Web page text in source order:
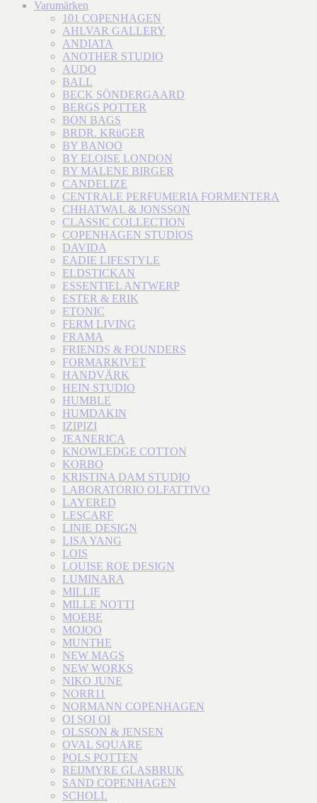
Varumärken
101 COPENHAGEN
AHLVAR GALLERY
ANDIATA
ANOTHER STUDIO
AUDO
BALL
BECK SÖNDERGAARD
BERGS POTTER
BON BAGS
BRDR. KRüGER
BY BANOO
BY ELOISE LONDON
BY MALENE BIRGER
CANDELIZE
CENTRALE PERFUMERIA FORMENTERA
CHHATWAL & JONSSON
CLASSIC COLLECTION
COPENHAGEN STUDIOS
DAVIDA
EADIE LIFESTYLE
ELDSTICKAN
ESSENTIEL ANTWERP
ESTER & ERIK
ETONIC
FERM LIVING
FRAMA
FRIENDS & FOUNDERS
FORMARKIVET
HANDVÄRK
HEIN STUDIO
HUMBLE
HUMDAKIN
IZIPIZI
JEANERICA
KNOWLEDGE COTTON
KORBO
KRISTINA DAM STUDIO
LABORATORIO OLFATTIVO
LAYERED
LESCARF
LINIE DESIGN
LISA YANG
LOIS
LOUISE ROE DESIGN
LUMINARA
MILLIE
MILLE NOTTI
MOEBE
MOJOO
MUNTHE
NEW MAGS
NEW WORKS
NIKO JUNE
NORR11
NORMANN COPENHAGEN
OI SOI OI
OLSSON & JENSEN
OVAL SQUARE
POLS POTTEN
REIJMYRE GLASBRUK
SAND COPENHAGEN
SCHOLL